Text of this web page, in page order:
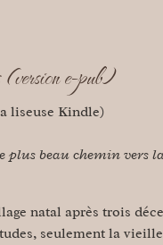
(version e-pub)
liseuse Kindle)
plus beau chemin vers
natal après trois
seulement la